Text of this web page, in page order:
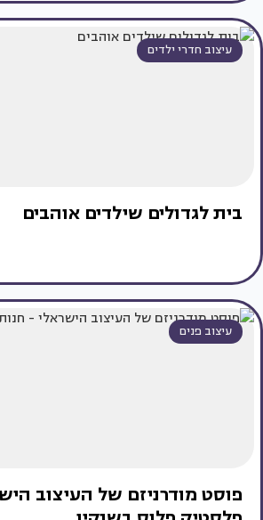
עיצוב חדרי ילדים
בית לגדולים שילדים אוהבים
עיצוב פנים
פוסט מודרניזם של העיצוב